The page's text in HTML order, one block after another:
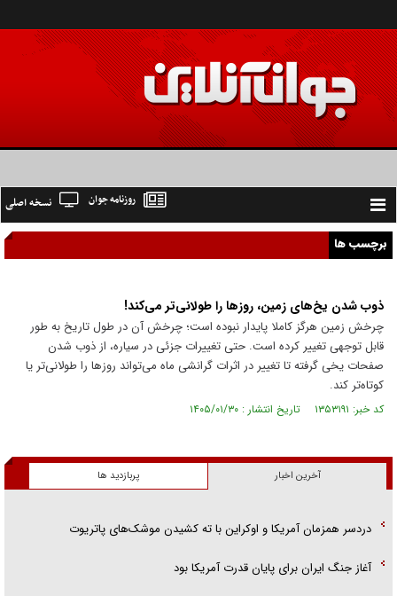
Toggle
navigation
نسخه اصلی روزنامه جوان
برچسب ها
ذوب شدن یخ‌های زمین، روز‌ها را طولانی‌تر می‌کند!
چرخش زمین هرگز کاملا پایدار نبوده است؛ چرخش آن در طول تاریخ به طور
قابل توجهی تغییر کرده است. حتی تغییرات جزئی در سیاره، از ذوب شدن
صفحات یخی گرفته تا تغییر در اثرات گرانشی ماه می‌تواند روز‌ها را طولانی‌تر یا
کوتاه‌تر کند.
کد خبر: ۱۳۵۳۱۹۱ تاریخ انتشار : ۱۴۰۵/۰۱/۳۰
آخرین اخبار پربازدید ها
دردسر همزمان آمریکا و اوکراین با ته کشیدن موشک‌های پاتریوت
آغاز جنگ ایران برای پایان قدرت آمریکا بود